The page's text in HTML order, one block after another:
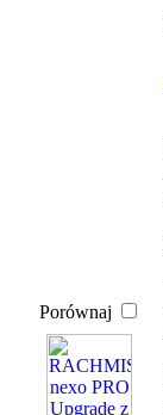
Porównaj